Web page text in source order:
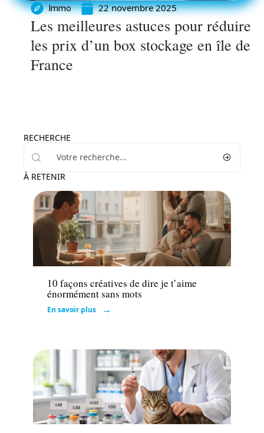
Immo 22 novembre 2025
Les meilleures astuces pour réduire
les prix d’un box stockage en île de
France
RECHERCHE
À RETENIR
Actu
10 façons créatives de dire je t’aime
énormément sans mots
En savoir plus
Actu